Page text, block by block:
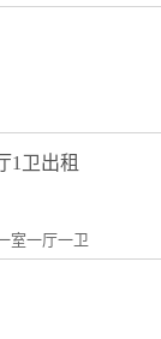
1卫出租
室一厅一卫